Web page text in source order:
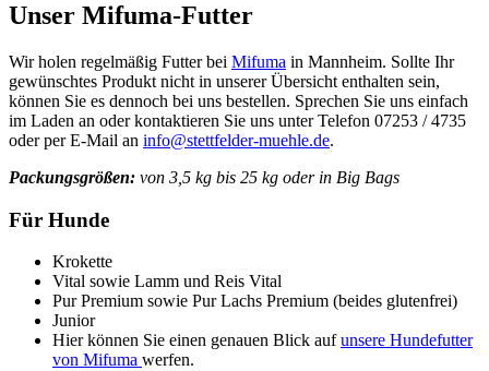
Unser Mifuma-Futter
Wir holen regelmäßig Futter bei Mifuma in Mannheim. Sollte Ihr
gewünschtes Produkt nicht in unserer Übersicht enthalten sein,
können Sie es dennoch bei uns bestellen. Sprechen Sie uns einfach
im Laden an oder kontaktieren Sie uns unter Telefon 07253 / 4735
oder per E-Mail an info@stettfelder-muehle.de.
Packungsgrößen: von 3,5 kg bis 25 kg oder in Big Bags
Für Hunde
Krokette
Vital sowie Lamm und Reis Vital
Pur Premium sowie Pur Lachs Premium (beides glutenfrei)
Junior
Hier können Sie einen genauen Blick aufunsere Hundefutter
von Mifuma werfen.